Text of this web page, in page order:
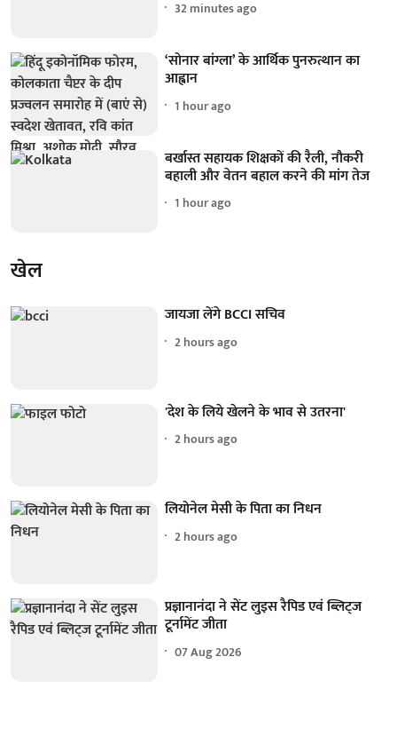
32 minutes ago
‘सोनार बांग्ला’ के आर्थिक पुनरुत्थान का
आह्वान
1 hour ago
बर्खास्त सहायक शिक्षकों की रैली, नौकरी
बहाली और वेतन बहाल करने की मांग तेज
1 hour ago
खेल
जायजा लेंगे BCCI सचिव
2 hours ago
'देश के लिये खेलने के भाव से उतरना'
2 hours ago
लियोनेल मेसी के पिता का निधन
2 hours ago
प्रज्ञानानंदा ने सेंट लुइस रैपिड एवं ब्लिट्ज
टूर्नामेंट जीता
07 Aug 2026